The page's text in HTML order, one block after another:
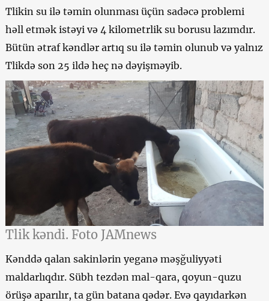
Tlikin su ilə təmin olunması üçün sadəcə problemi
həll etmək istəyi və 4 kilometrlik su borusu lazımdır.
Bütün ətraf kəndlər artıq su ilə təmin olunub və yalnız
Tlikdə son 25 ildə heç nə dəyişməyib.
Tlik kəndi. Foto JAMnews
Kənddə qalan sakinlərin yeganə məşğuliyyəti
maldarlıqdır. Sübh tezdən mal-qara, qoyun-quzu
örüşə aparılır, ta gün batana qədər. Evə qayıdarkən